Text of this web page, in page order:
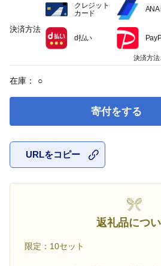
在庫： ○
寄付をする
URLをコピー
返礼品につ
限定：10セット
決済方法
クレジット
カード
ANA
d払い
決済方法